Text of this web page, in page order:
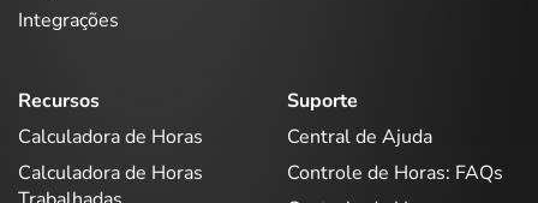
Integrações
Recursos
Calculadora de Horas
Calculadora de Horas
Suporte
Central de Ajuda
Controle de Horas: FAQs